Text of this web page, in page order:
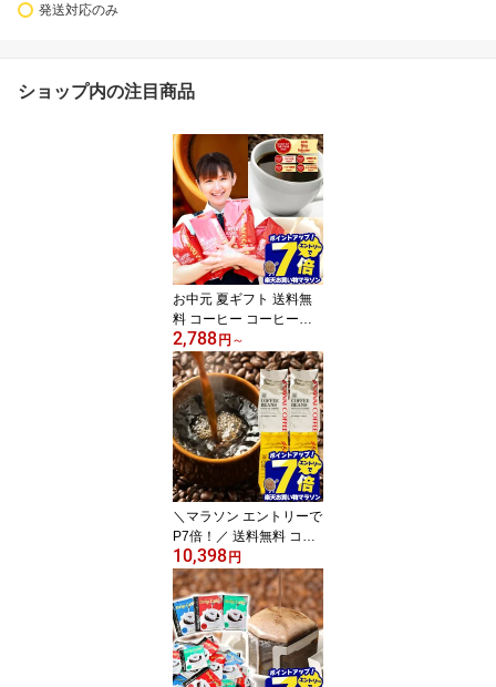
発送対応のみ
ショップ内の注目商品
お中元 夏ギフト 送料無
料 コーヒー コーヒー豆
コーヒー粉 珈琲豆 豆の
まま "グルメ大賞9度受賞
の1番選ばれるコーヒー
セット" 澤井珈琲 1kg 2k
g 3kg 抱えきれないコー
ヒー福袋 フォルティシモ
ビクトリー 夏のギフト
お中元ギフト 【RD】
【TS】
2,788 円 ～
＼マラソン エントリーで
P7倍！／ 送料無料 コー
ヒー コーヒー豆 珈琲豆
豆のまま コーヒー粉 "お
うちカフェを格上げする
プレミアム2種飲み比べ"
澤井珈琲 金と銀のブレン
ド ソルブレンド ルナブ
レンド 400g×4袋 ワンラ
10,398 円